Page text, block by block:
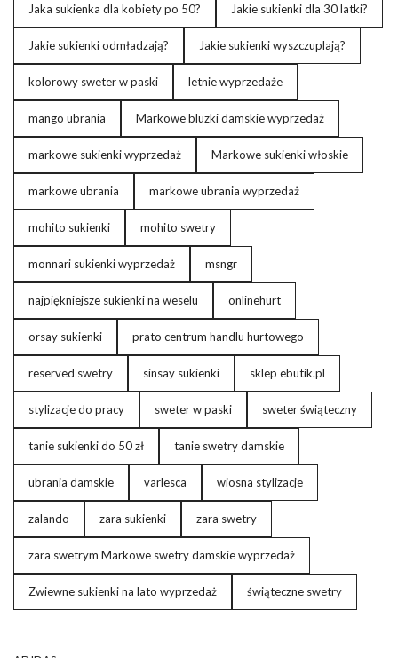
Jaka sukienka dla kobiety po 50? Jakie sukienki dla 30 latki?
Jakie sukienki odmładzają? Jakie sukienki wyszczuplają?
kolorowy sweter w paski letnie wyprzedaże
mango ubrania Markowe bluzki damskie wyprzedaż
markowe sukienki wyprzedaż Markowe sukienki włoskie
markowe ubrania markowe ubrania wyprzedaż
mohito sukienki mohito swetry
monnari sukienki wyprzedaż msngr
najpiękniejsze sukienki na weselu onlinehurt
orsay sukienki prato centrum handlu hurtowego
reserved swetry sinsay sukienki sklep ebutik.pl
stylizacje do pracy sweter w paski sweter świąteczny
tanie sukienki do 50 zł tanie swetry damskie
ubrania damskie varlesca wiosna stylizacje
zalando zara sukienki zara swetry
zara swetrym Markowe swetry damskie wyprzedaż
Zwiewne sukienki na lato wyprzedaż świąteczne swetry